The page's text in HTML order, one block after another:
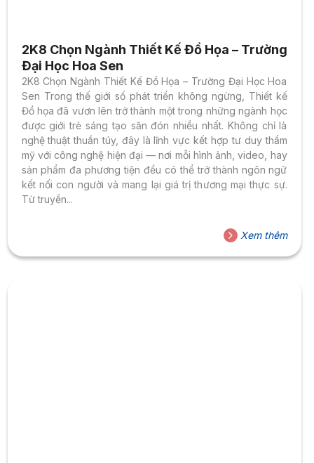
2K8 Chọn Ngành Thiết Kế Đồ Họa – Trường
Đại Học Hoa Sen
2K8 Chọn Ngành Thiết Kế Đồ Họa – Trường Đại Học Hoa
Sen Trong thế giới số phát triển không ngừng, Thiết kế
Đồ họa đã vươn lên trở thành một trong những ngành học
được giới trẻ sáng tạo săn đón nhiều nhất. Không chỉ là
nghệ thuật thuần túy, đây là lĩnh vực kết hợp tư duy thẩm
mỹ với công nghệ hiện đại — nơi mỗi hình ảnh, video, hay
sản phẩm đa phương tiện đều có thể trở thành ngôn ngữ
kết nối con người và mang lại giá trị thương mại thực sự.
Từ truyền...
Xem thêm